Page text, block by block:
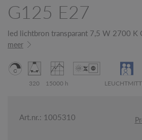
G125 E27
led lichtbron transparant 7,5 W 2700 K
meer
320 15000 h
Art.nr.: 1005310